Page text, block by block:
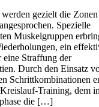
gezielt die Zonen
Spezielle
Muskelgruppen
ein
Straffung der
Durch den Einsatz
Schrittkombinationen
Training, dem
die […]